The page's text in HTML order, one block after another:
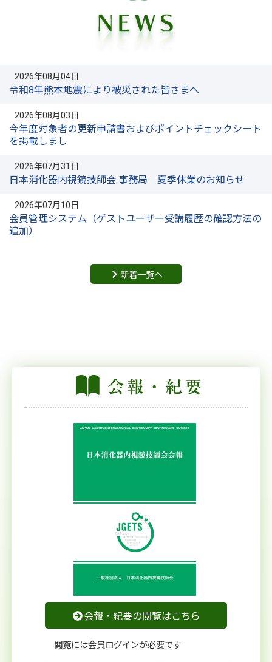
2026年08月04日
令和8年熊本地震により被災された皆さまへ
2026年08月03日
今年度対象者の更新申請書およびポイントチェックシート
を掲載しまし
2026年07月31日
日本消化器内視鏡技師会 事務局 夏季休業のお知らせ
2026年07月10日
会員管理システム（ゲストユーザー受講履歴の確認方法の
追加）
新着一覧へ
会報・紀要の閲覧はこちら
閲覧には会員ログインが必要です